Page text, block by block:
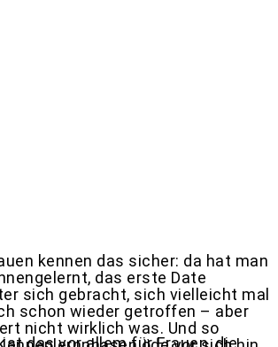
kennen das sicher: da hat man
das erste Date
sich gebracht, sich vielleicht mal
schon wieder getroffen – aber
nicht wirklich was. Und so
das vor allem für Frauen, die